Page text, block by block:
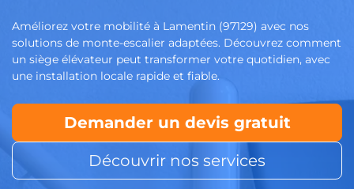
Améliorez votre mobilité à Lamentin (97129) avec nos
solutions de monte-escalier adaptées. Découvrez comment
un siège élévateur peut transformer votre quotidien, avec
une installation locale rapide et fiable.
Demander un devis gratuit
Découvrir nos services